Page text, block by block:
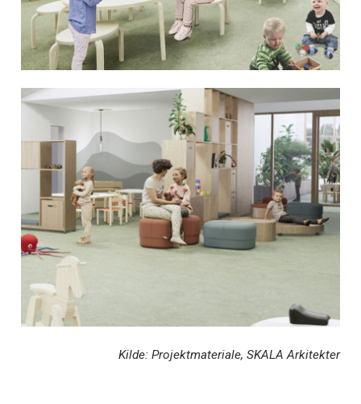
Kilde: Projektmateriale, SKALA Arkitekter